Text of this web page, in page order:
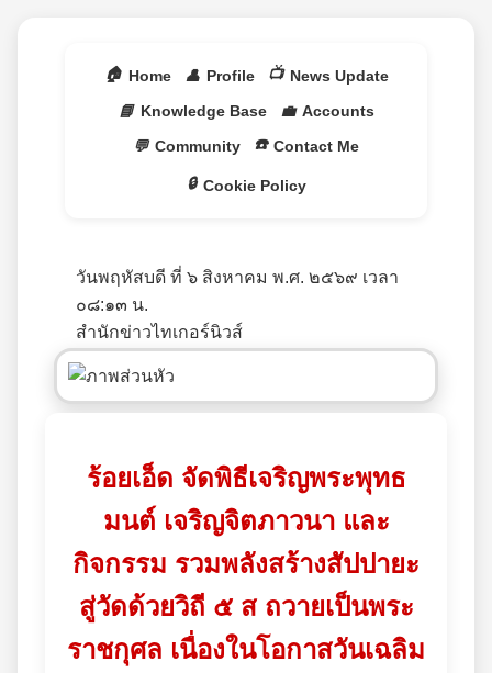
🏠 Home 👤 Profile 📺 News Update
📘 Knowledge Base 💼 Accounts
💬 Community ☎️ Contact Me
🔒 Cookie Policy
วันพฤหัสบดี ที่ ๖ สิงหาคม พ.ศ. ๒๕๖๙ เวลา
๐๘:๑๓ น.
สำนักข่าวไทเกอร์นิวส์
ร้อยเอ็ด จัดพิธีเจริญพระพุทธ
มนต์ เจริญจิตภาวนา และ
กิจกรรม รวมพลังสร้างสัปปายะ
สู่วัดด้วยวิถี ๕ ส ถวายเป็นพระ
ราชกุศล เนื่องในโอกาสวันเฉลิม